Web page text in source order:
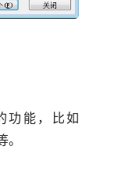
功能，比如